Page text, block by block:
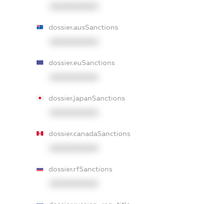
dossier.ausSanctions
dossier.euSanctions
dossier.japanSanctions
dossier.canadaSanctions
dossier.rfSanctions